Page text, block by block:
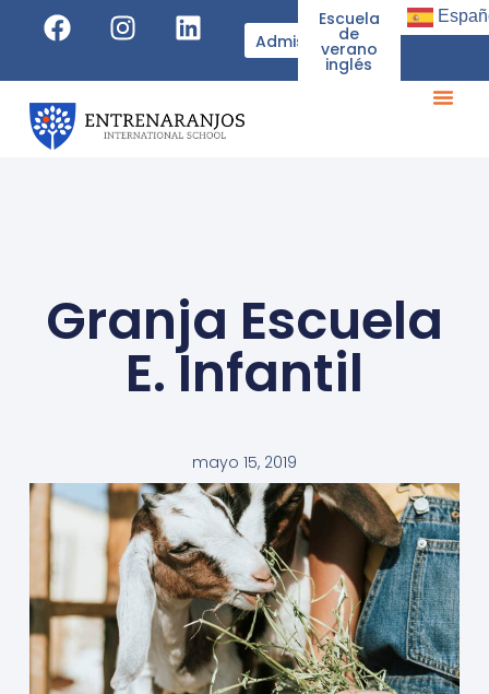
Admisiones
Escuela
de
verano
inglés
Granja Escuela
E. Infantil
mayo 15, 2019